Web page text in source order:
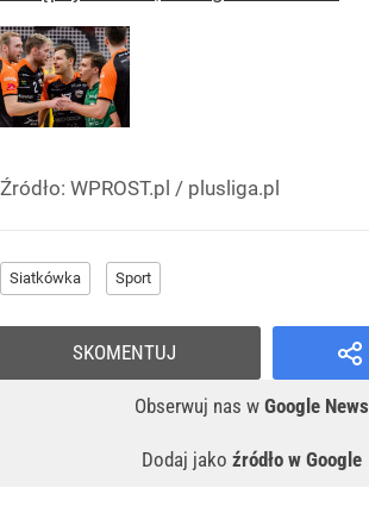
Źródło: WPROST.pl / plusliga.pl
Siatkówka Sport
Obserwuj nas w Google News
Dodaj jako źródło w Google
SKOMENTUJ